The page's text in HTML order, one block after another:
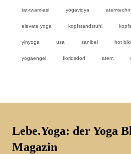
tat-twam-asi yogavidya
elevate yoga kopfstandstuhl
yinyoga usa sanibel hot
yogaengel floridsdorf atem
Lebe.Yoga: der Yoga
Magazin